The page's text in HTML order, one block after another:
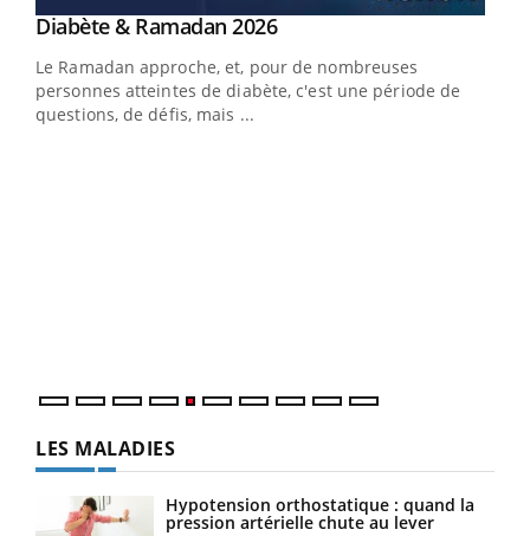
Youtube
Diabète & Ramadan 2026Youtube
Le Ramadan approche, et, pour de nombreuses
personnes atteintes de diabète, c'est une période de
questions, de défis, mais ...
LES MALADIES
Hypotension orthostatique : quand la
pression artérielle chute au lever